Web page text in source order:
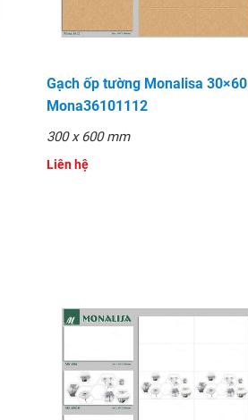
Gạch ốp tường Monalisa 30×60
Mona36101112
300 x 600 mm
Liên hệ